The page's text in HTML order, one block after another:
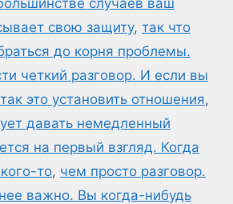
случаев ваш
свою защиту, так что
до корня проблемы.
четкий разговор. И если вы
так это установить отношения,
давать немедленный
на первый взгляд. Когда
то, чем просто разговор.
важно. Вы когда-нибудь